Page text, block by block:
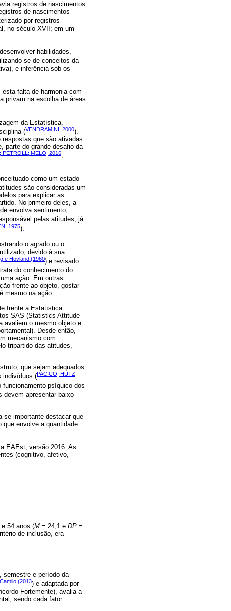
registros de nascimentos
de nascimentos
por registros
no século XVII; em um
habilidades,
se de conceitos da
e inferência sob os
falta de harmonia com
privam na escolha de áreas
da Estatística,
(VENDRAMINI, 2000).
que são ativadas
parte do grande desafio da
PETROLL; MELO, 2016;
como um estado
são consideradas um
para explicar as
No primeiro deles, a
envolva sentimento,
pelas atitudes, já
1975).
o agrado ou o
devido à sua
e Hovland (1960) e revisado
do conhecimento do
ação. Em outras
frente ao objeto, gostar
mesmo na ação.
frente à Estatística
SAS (Statistics Attitude
avaliem o mesmo objeto e
Desde então,
mecanismo com
tripartido das atitudes,
que sejam adequados
indivíduos (PACICO; HUTZ,
funcionamento psíquico dos
devem apresentar baixo
se importante destacar que
que envolve a quantidade
EAEst, versão 2016. As
(cognitivo, afetivo,
54 anos (M = 24,1 e DP =
de inclusão, era
semestre e período da
(2013) e adaptada por
Fortemente), avalia a
sendo cada fator